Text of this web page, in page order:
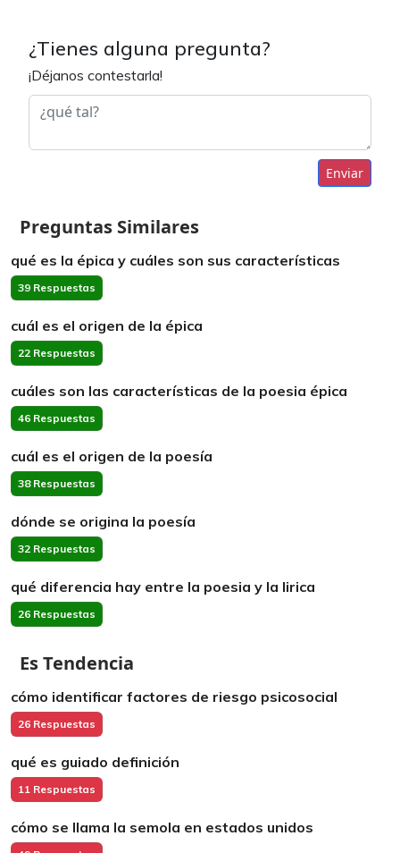
¿Tienes alguna pregunta?
¡Déjanos contestarla!
Enviar
Preguntas Similares
qué es la épica y cuáles son sus características
39 Respuestas
cuál es el origen de la épica
22 Respuestas
cuáles son las características de la poesia épica
46 Respuestas
cuál es el origen de la poesía
38 Respuestas
dónde se origina la poesía
32 Respuestas
qué diferencia hay entre la poesia y la lirica
26 Respuestas
Es Tendencia
cómo identificar factores de riesgo psicosocial
26 Respuestas
qué es guiado definición
11 Respuestas
cómo se llama la semola en estados unidos